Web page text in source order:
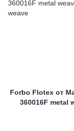
Forbo Flotex от
360016F metal